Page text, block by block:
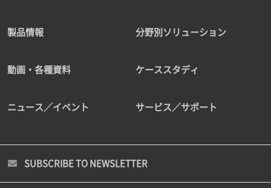
製品情報 分野別ソリューション
動画・各種資料 ケーススタディ
ニュース／イベント サービス／サポート
SUBSCRIBE TO NEWSLETTER